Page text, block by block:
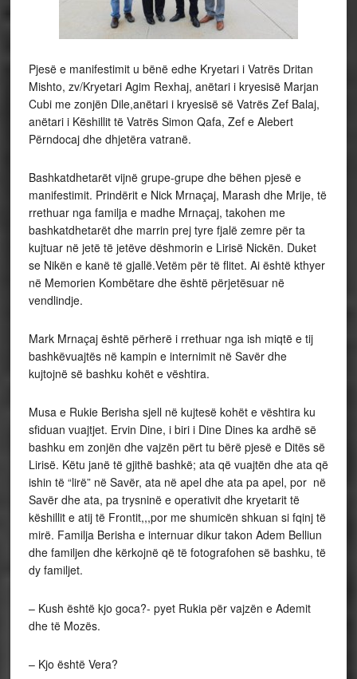
Pjesë e manifestimit u bënë edhe Kryetari i Vatrës Dritan
Mishto, zv/Kryetari Agim Rexhaj, anëtari i kryesisë Marjan
Cubi me zonjën Dile,anëtari i kryesisë së Vatrës Zef Balaj,
anëtari i Këshillit të Vatrës Simon Qafa, Zef e Alebert
Përndocaj dhe dhjetëra vatranë.
Bashkatdhetarët vijnë grupe-grupe dhe bëhen pjesë e
manifestimit. Prindërit e Nick Mrnaçaj, Marash dhe Mrije, të
rrethuar nga familja e madhe Mrnaçaj, takohen me
bashkatdhetarët dhe marrin prej tyre fjalë zemre për ta
kujtuar në jetë të jetëve dëshmorin e Lirisë Nickën. Duket
se Nikën e kanë të gjallë.Vetëm për të flitet. Ai është kthyer
në Memorien Kombëtare dhe është përjetësuar në
vendlindje.
Mark Mrnaçaj është përherë i rrethuar nga ish miqtë e tij
bashkëvuajtës në kampin e internimit në Savër dhe
kujtojnë së bashku kohët e vështira.
Musa e Rukie Berisha sjell në kujtesë kohët e vështira ku
sfiduan vuajtjet. Ervin Dine, i biri i Dine Dines ka ardhë së
bashku em zonjën dhe vajzën përt tu bërë pjesë e Ditës së
Lirisë. Këtu janë të gjithë bashkë; ata që vuajtën dhe ata që
ishin të “lirë” në Savër, ata në apel dhe ata pa apel, por në
Savër dhe ata, pa trysninë e operativit dhe kryetarit të
këshillit e atij të Frontit,,,por me shumicën shkuan si fqinj të
mirë. Familja Berisha e internuar dikur takon Adem Belliun
dhe familjen dhe kërkojnë që të fotografohen së bashku, të
dy familjet.
– Kush është kjo goca?- pyet Rukia për vajzën e Ademit
dhe të Mozës.
– Kjo është Vera?